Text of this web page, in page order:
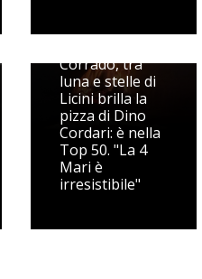
Corrado, tra
luna e stelle di
Licini brilla la
pizza di Dino
Cordari: è nella
Top 50. "La 4
Mari è
irresistibile"